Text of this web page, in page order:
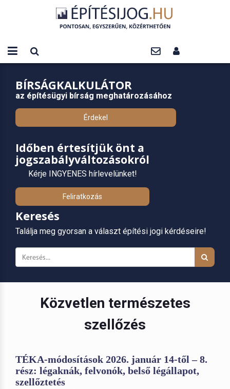
BÍRSÁGKALKULÁTOR
az építésügyi bírság meghatározásához
Érdekel
Időben értesítjük önt a
jogszabályváltozásokról
Kérje INGYENES hírlevelünket!
Feliratkozás
Keresés
Találja meg gyorsan a választ építési jogi kérdéseire!
Közvetlen természetes
szellőzés
TÉKA-módosítások 2026. január 14-től – 8.
rész: légaknák, felvonók, belső légállapot,
szellőztetés